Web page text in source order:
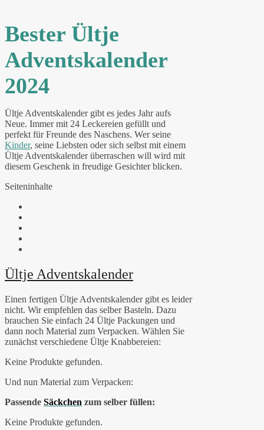
Bester Ültje
Adventskalender
2024
Ültje Adventskalender gibt es jedes Jahr aufs
Neue. Immer mit 24 Leckereien gefüllt und
perfekt für Freunde des Naschens. Wer seine
Kinder, seine Liebsten oder sich selbst mit einem
Ültje Adventskalender überraschen will wird mit
diesem Geschenk in freudige Gesichter blicken.
Seiteninhalte
Ültje Adventskalender
Einen fertigen Ültje Adventskalender gibt es leider
nicht. Wir empfehlen das selber Basteln. Dazu
brauchen Sie einfach 24 Ültje Packungen und
dann noch Material zum Verpacken. Wählen Sie
zunächst verschiedene Ültje Knabbereien:
Keine Produkte gefunden.
Und nun Material zum Verpacken:
Passende Säckchen zum selber füllen:
Keine Produkte gefunden.